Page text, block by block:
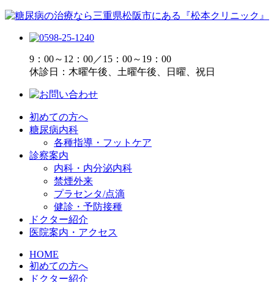
9：00～12：00／15：00～19：00
休診日：木曜午後、土曜午後、日曜、祝日
初めての方へ
糖尿病内科
各種指導・フットケア
診察案内
内科・内分泌内科
禁煙外来
プラセンタ/点滴
健診・予防接種
ドクター紹介
医院案内・アクセス
HOME
初めての方へ
ドクター紹介